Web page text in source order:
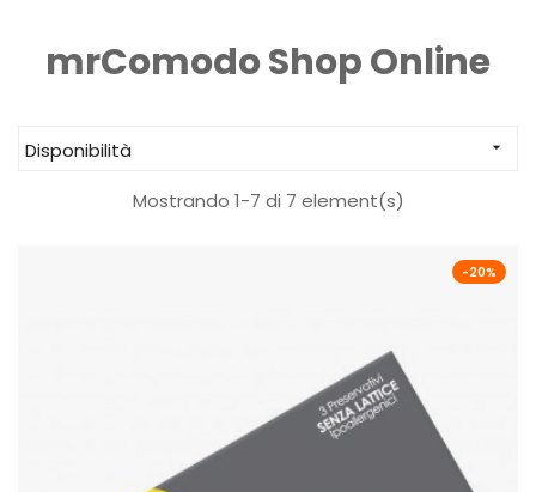
mrComodo Shop Online
Disponibilità 
Mostrando 1-7 di 7 element(s)
-20%